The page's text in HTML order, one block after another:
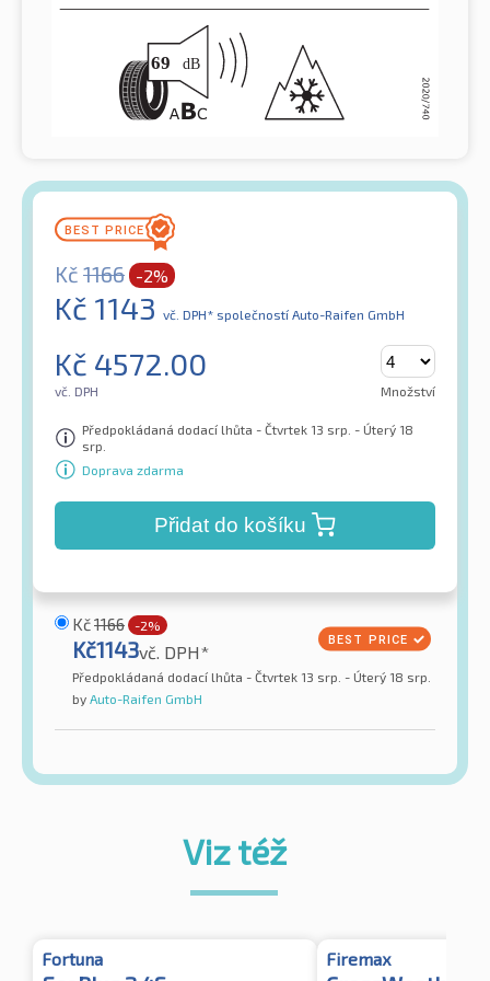
Kč 1166 -2%
Kč 1143 vč. DPH* společností Auto-Raifen GmbH
Kč 4572.00
vč. DPH Množství
Předpokládaná dodací lhůta - Čtvrtek 13 srp. - Úterý 18
srp.
Doprava zdarma
Přidat do košíku
Kč1166 -2%
Kč1143vč. DPH*
Předpokládaná dodací lhůta - Čtvrtek 13 srp. - Úterý 18 srp.
by Auto-Raifen GmbH
Viz též
Fortuna Firemax